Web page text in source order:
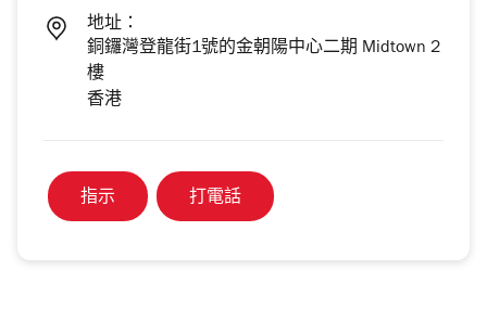
地址：
銅鑼灣登龍街1號的金朝陽中心二期 Midtown 2
樓
香港
指示 打電話